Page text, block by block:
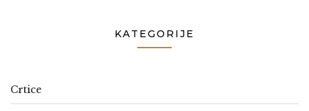
KATEGORIJE
Crtice